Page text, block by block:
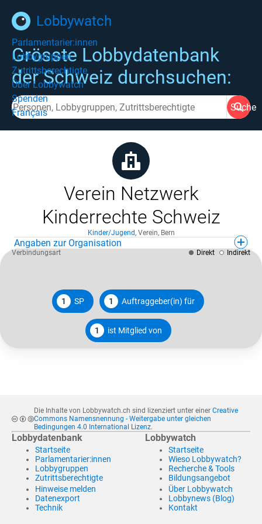
Lobbywatch
Parlamentarier:innen
Lobbygruppen
Zutrittsberechtigte
Über Lobbywatch
Spenden
Français
Grösste Lobbydatenbank
der Schweiz durchsuchen:
Suche
Verein Netzwerk
Kinderrechte Schweiz
Kinder/Jugend, Verein, Bern
Angaben zur Organisation
1 SP 1 Auftraggeber(in) für
1 ist Mitglied von
Verbindungsart Direkt Indirekt
Die Inhalte von Lobbywatch.ch sind lizenziert unter einer Creative
Commons Namensnennung - Weitergabe unter gleichen
Bedingungen 4.0 International Lizenz.
Lobbydatenbank
Startseite
Parlamentarier:innen
Lobbygruppen
Zutrittsberechtigte
Hinweise melden
Datenexport
Technik
Lobbywatch
Startseite
Wieso Lobbywatch?
Recherche & Tools
Bildungsangebot
Über Lobbywatch
Lobbynews (Blog)
Kontakt